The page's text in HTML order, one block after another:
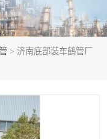
> 济南底部装车鹤管厂
气鹤管
梯栈台
鹤管